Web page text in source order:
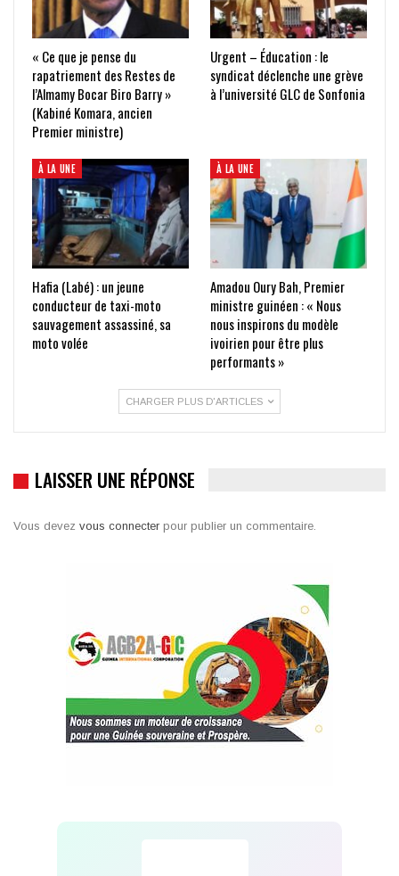
« Ce que je pense du
rapatriement des Restes de
l’Almamy Bocar Biro Barry »
(Kabiné Komara, ancien
Premier ministre)
Urgent – Éducation : le
syndicat déclenche une grève
à l’université GLC de Sonfonia
À LA UNE
Hafia (Labé) : un jeune
conducteur de taxi-moto
sauvagement assassiné, sa
moto volée
À LA UNE
Amadou Oury Bah, Premier
ministre guinéen : « Nous
nous inspirons du modèle
ivoirien pour être plus
performants »
CHARGER PLUS D'ARTICLES
LAISSER UNE RÉPONSE
Vous devez vous connecter pour publier un commentaire.